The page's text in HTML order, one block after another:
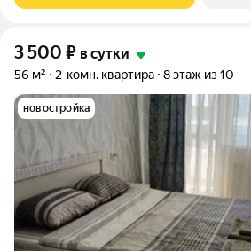
3 500 ₽ в сутки
56 м² 2-комн. квартира 8 этаж из 10
новостройка